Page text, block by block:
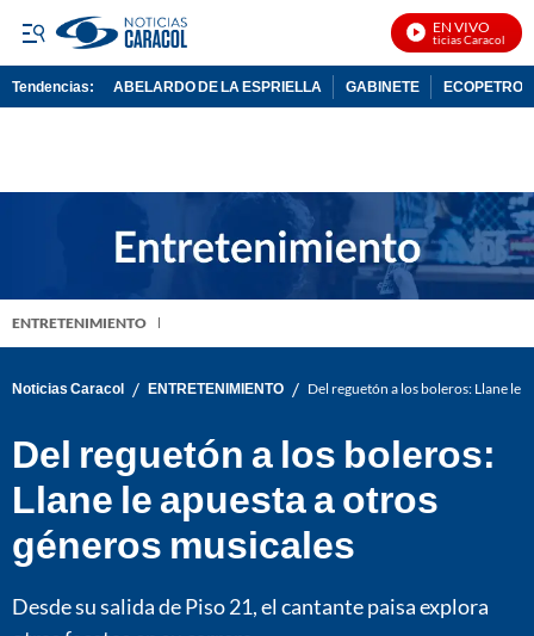
EN VIVO
Noticias Caracol En
Tendencias: ABELARDO DE LA ESPRIELLA GABINETE ECOPETROL
ENTRETENIMIENTO
Noticias Caracol / ENTRETENIMIENTO / Del reguetón a los boleros: Llane le
Del reguetón a los boleros:
Llane le apuesta a otros
géneros musicales
Desde su salida de Piso 21, el cantante paisa explora